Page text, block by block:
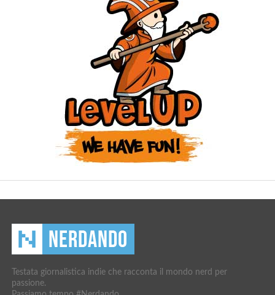
Testata giornalistica indie che racconta il mondo nerd per
passione.